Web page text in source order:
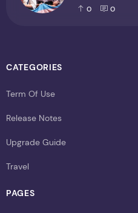
cenário cultural
0 0
CATEGORIES
Term Of Use
Release Notes
Upgrade Guide
Travel
PAGES